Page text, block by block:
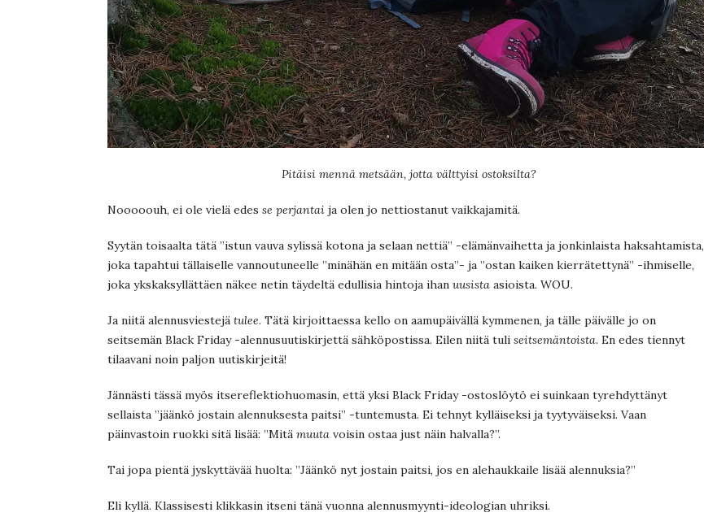
Pitäisi mennä metsään, jotta välttyisi ostoksilta?
Nooooouh, ei ole vielä edes se perjantai ja olen jo nettiostanut vaikkajamitä.
Syytän toisaalta tätä ”istun vauva sylissä kotona ja selaan nettiä” -elämänvaihetta ja jonkinlaista haksahtamista,
joka tapahtui tällaiselle vannoutuneelle ”minähän en mitään osta”- ja ”ostan kaiken kierrätettynä” -ihmiselle,
joka ykskaksyllättäen näkee netin täydeltä edullisia hintoja ihan uusista asioista. WOU.
Ja niitä alennusviestejä tulee. Tätä kirjoittaessa kello on aamupäivällä kymmenen, ja tälle päivälle jo on
seitsemän Black Friday -alennusuutiskirjettä sähköpostissa. Eilen niitä tuli seitsemäntoista. En edes tiennyt
tilaavani noin paljon uutiskirjeitä!
Jännästi tässä myös itsereflektiohuomasin, että yksi Black Friday -ostoslöytö ei suinkaan tyrehdyttänyt
sellaista ”jäänkö jostain alennuksesta paitsi” -tuntemusta. Ei tehnyt kylläiseksi ja tyytyväiseksi. Vaan
päinvastoin ruokki sitä lisää: ”Mitä muuta voisin ostaa just näin halvalla?”.
Tai jopa pientä jyskyttävää huolta: ”Jäänkö nyt jostain paitsi, jos en alehaukkaile lisää alennuksia?”
Eli kyllä. Klassisesti klikkasin itseni tänä vuonna alennusmyynti-ideologian uhriksi.